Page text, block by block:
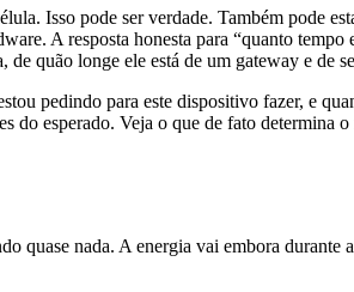
Isso pode ser verdade. Também pode
A resposta honesta para “quanto
quão longe ele está de um gateway e de
pedindo para este dispositivo fazer, e
do esperado. Veja o que de fato
quase nada. A energia vai embora